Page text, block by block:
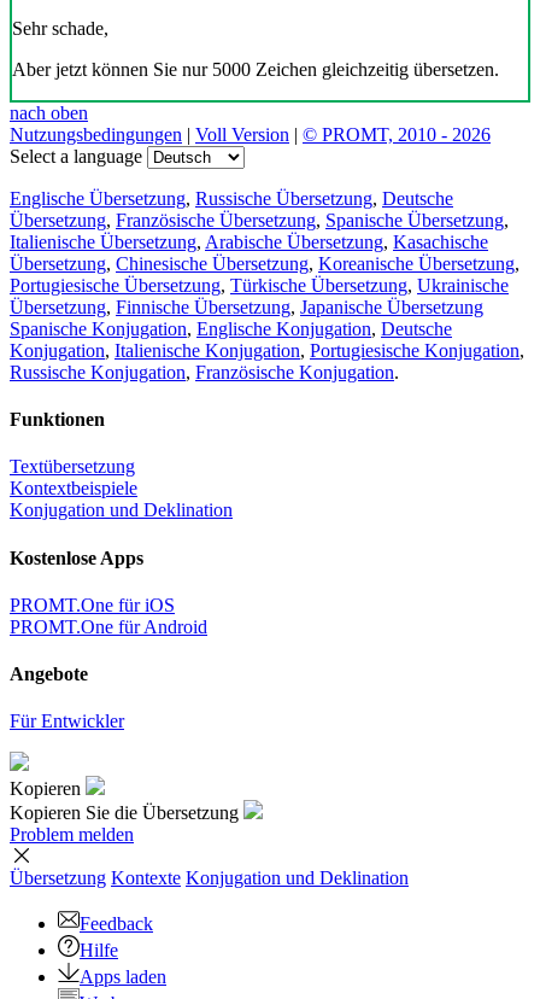
Sehr schade,
Aber jetzt können Sie nur 5000 Zeichen gleichzeitig übersetzen.
nach oben
Nutzungsbedingungen | Voll Version | © PROMT, 2010 - 2026
Select a language
Englische Übersetzung, Russische Übersetzung, Deutsche
Übersetzung, Französische Übersetzung, Spanische Übersetzung,
Italienische Übersetzung, Arabische Übersetzung, Kasachische
Übersetzung, Chinesische Übersetzung, Koreanische Übersetzung,
Portugiesische Übersetzung, Türkische Übersetzung, Ukrainische
Übersetzung, Finnische Übersetzung, Japanische Übersetzung
Spanische Konjugation, Englische Konjugation, Deutsche
Konjugation, Italienische Konjugation, Portugiesische Konjugation,
Russische Konjugation, Französische Konjugation.
Funktionen
Textübersetzung
Kontextbeispiele
Konjugation und Deklination
Kostenlose Apps
PROMT.One für iOS
PROMT.One für Android
Angebote
Für Entwickler
Kopieren
Kopieren Sie die Übersetzung
Problem melden
Übersetzung Kontexte Konjugation und Deklination
Feedback
Hilfe
Apps laden